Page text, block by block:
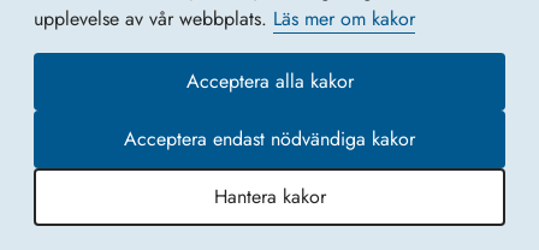
upplevelse av vår webbplats. Läs mer om kakor
Acceptera alla kakor
Acceptera endast nödvändiga kakor
Hantera kakor
behöva operera bort förstorade tonsiller eller polyper
bakom näsan, som framför allt kan försvåra andningen
under sömn. Andningsmönstret nattetid kan kartläggas
med hjälp av andningsregistrering av blodets syremättnad
(pulsoxymetermätning). De barn som inte kan andas ut
koldioxid ordentligt kan behöva andningsstöd på natten
(continous positive airway pressure, CPAP).
Kapitel